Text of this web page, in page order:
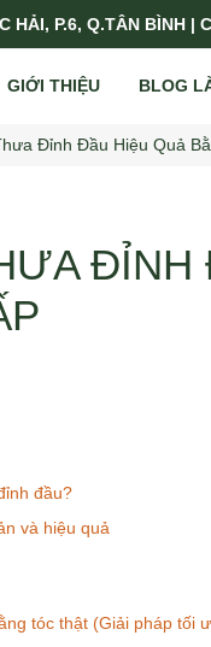
HẢI, P.6, Q.TÂN BÌNH |
GIỚI THIỆU BLOG
Đỉnh Đầu Hiệu Quả
đầu?
và hiệu quả
tóc thật (Giải pháp tối